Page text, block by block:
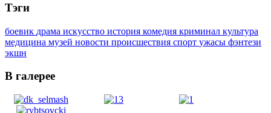
Тэги
боевик драма искусство история комедия криминал культура
медицина музей новости происшествия спорт ужасы фэнтези
экшн
В галерее